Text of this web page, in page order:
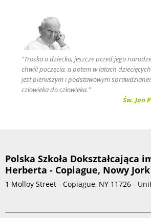
"Troska o dziecko, jeszcze przed jego
chwili poczęcia, a potem w latach
jest pierwszym i podstawowym
człowieka do człowieka."
Św. Jan
Polska Szkoła Dokształcająca
Herberta - Copiague, Nowy Jork
1 Molloy Street - Copiague, NY 11726 -